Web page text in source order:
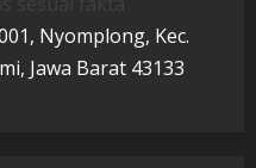
Nyomplong, Kec.
Jawa Barat 43133